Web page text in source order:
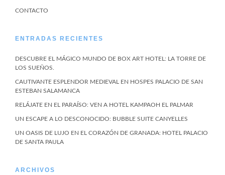
CONTACTO
ENTRADAS RECIENTES
DESCUBRE EL MÁGICO MUNDO DE BOX ART HOTEL: LA TORRE DE
LOS SUEÑOS.
CAUTIVANTE ESPLENDOR MEDIEVAL EN HOSPES PALACIO DE SAN
ESTEBAN SALAMANCA
RELÁJATE EN EL PARAÍSO: VEN A HOTEL KAMPAOH EL PALMAR
UN ESCAPE A LO DESCONOCIDO: BUBBLE SUITE CANYELLES
UN OASIS DE LUJO EN EL CORAZÓN DE GRANADA: HOTEL PALACIO
DE SANTA PAULA
ARCHIVOS